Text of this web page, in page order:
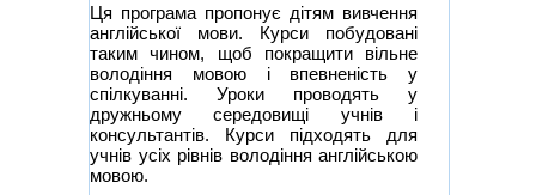
Ця програма пропонує дітям вивчення
англійської мови. Курси побудовані
таким чином, щоб покращити вільне
володіння мовою і впевненість у
спілкуванні. Уроки проводять у
дружньому середовищі учнів і
консультантів. Курси підходять для
учнів усіх рівнів володіння англійською
мовою.